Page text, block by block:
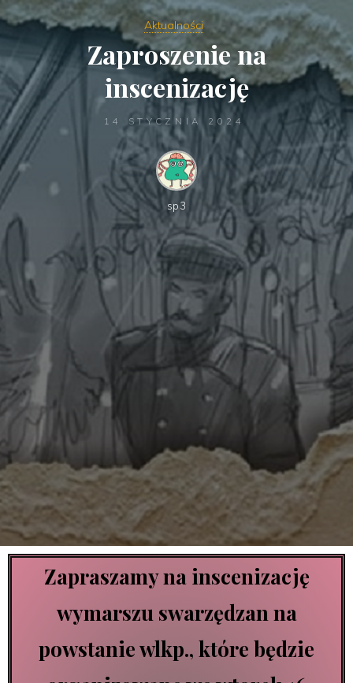
Aktualności
Zaproszenie na
inscenizację
14 STYCZNIA 2024
sp3
Zapraszamy na inscenizację
wymarszu swarzędzan na
powstanie wlkp., które będzie